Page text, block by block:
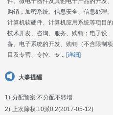
购销；加密系统、信息安全、信息处理、
计算机软硬件、计算机应用系统等项目的
技术开发、咨询、服务、购销；电子设
备、电子系统的开发、购销（不含限制项
目及专营、专控、专... [详细]
大事提醒
1) 分配预案:不分配不转增
2) 上次除权:10派0.2(2017-05-12)